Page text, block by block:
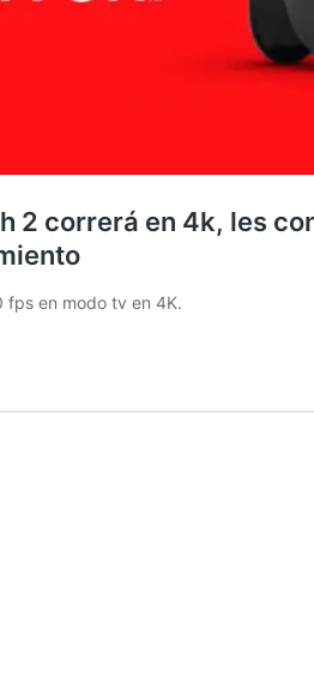
2 correrá en 4k, les
fps en modo tv en 4K.